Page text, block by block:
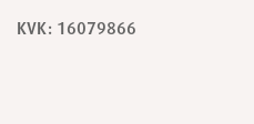
KVK: 16079866